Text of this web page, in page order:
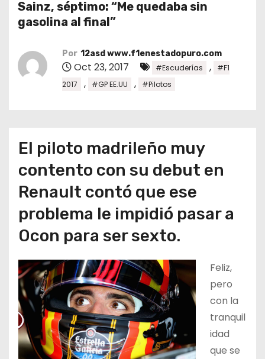
Sainz, séptimo: “Me quedaba sin
gasolina al final”
Por 12asd www.f1enestadopuro.com
Oct 23, 2017 #Escuderías ,
#F1
2017
, #GP EE.UU , #Pilotos
El piloto madrileño muy
contento con su debut en
Renault contó que ese
problema le impidió pasar a
Ocon para ser sexto.
Feliz,
pero
con la
tranquil
idad
que se